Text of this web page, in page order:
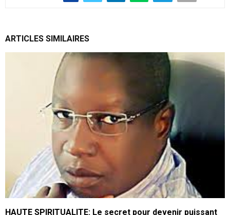
ARTICLES SIMILAIRES
HAUTE SPIRITUALITE: Le secret pour devenir puissant